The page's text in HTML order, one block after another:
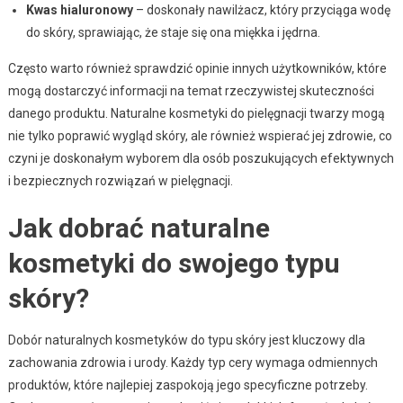
Kwas hialuronowy– doskonały nawilżacz, który przyciąga wodę
do skóry, sprawiając, że staje się ona miękka i jędrna.
Często warto również sprawdzić opinie innych użytkowników, które
mogą dostarczyć informacji na temat rzeczywistej skuteczności
danego produktu. Naturalne kosmetyki do pielęgnacji twarzy mogą
nie tylko poprawić wygląd skóry, ale również wspierać jej zdrowie, co
czyni je doskonałym wyborem dla osób poszukujących efektywnych
i bezpiecznych rozwiązań w pielęgnacji.
Jak dobrać naturalne
kosmetyki do swojego typu
skóry?
Dobór naturalnych kosmetyków do typu skóry jest kluczowy dla
zachowania zdrowia i urody. Każdy typ cery wymaga odmiennych
produktów, które najlepiej zaspokoją jego specyficzne potrzeby.